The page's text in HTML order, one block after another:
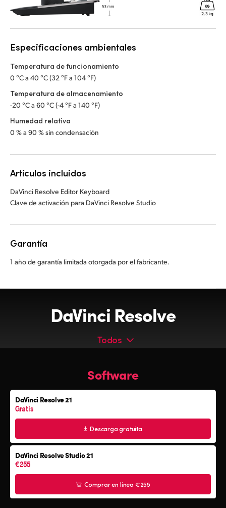
Especificaciones ambientales
Temperatura de funcionamiento
0 °C a 40 °C (32 °F a 104 °F)
Temperatura de almacenamiento
-20 °C a 60 °C (-4 °F a 140 °F)
Humedad relativa
0 % a 90 % sin condensación
Artículos incluidos
DaVinci Resolve Editor Keyboard
Clave de activación para DaVinci Resolve Studio
Garantía
1 año de garantía limitada otorgada por el fabricante.
DaVinci Resolve
Todos
Programa
Consolas de audio Fairlight
Software
DaVinci Resolve 21
Gratis
Descarga gratuita
DaVinci Resolve Studio 21
€255
Comprar en línea €255